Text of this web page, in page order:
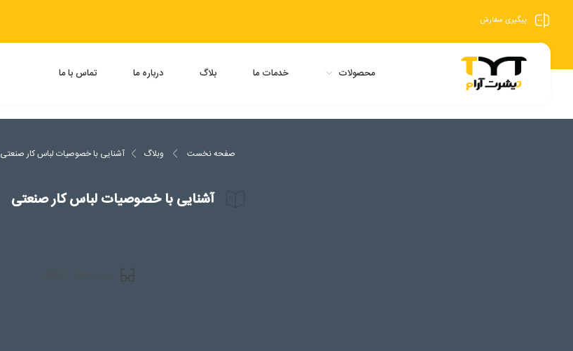
پیگیری سفارش
محصولات خدمات ما بلاگ درباره ما تماس با ما
صفحه نخست وبلاگ آشنایی با خصوصیات لباس کار صنعتی
آشنایی با خصوصیات لباس کار صنعتی